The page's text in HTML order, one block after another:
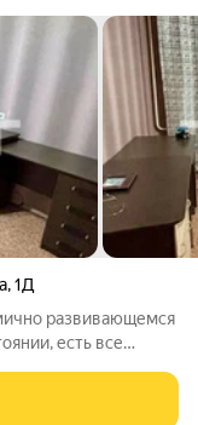
,1Д
развивающемся
есть все
в нем уже есть все